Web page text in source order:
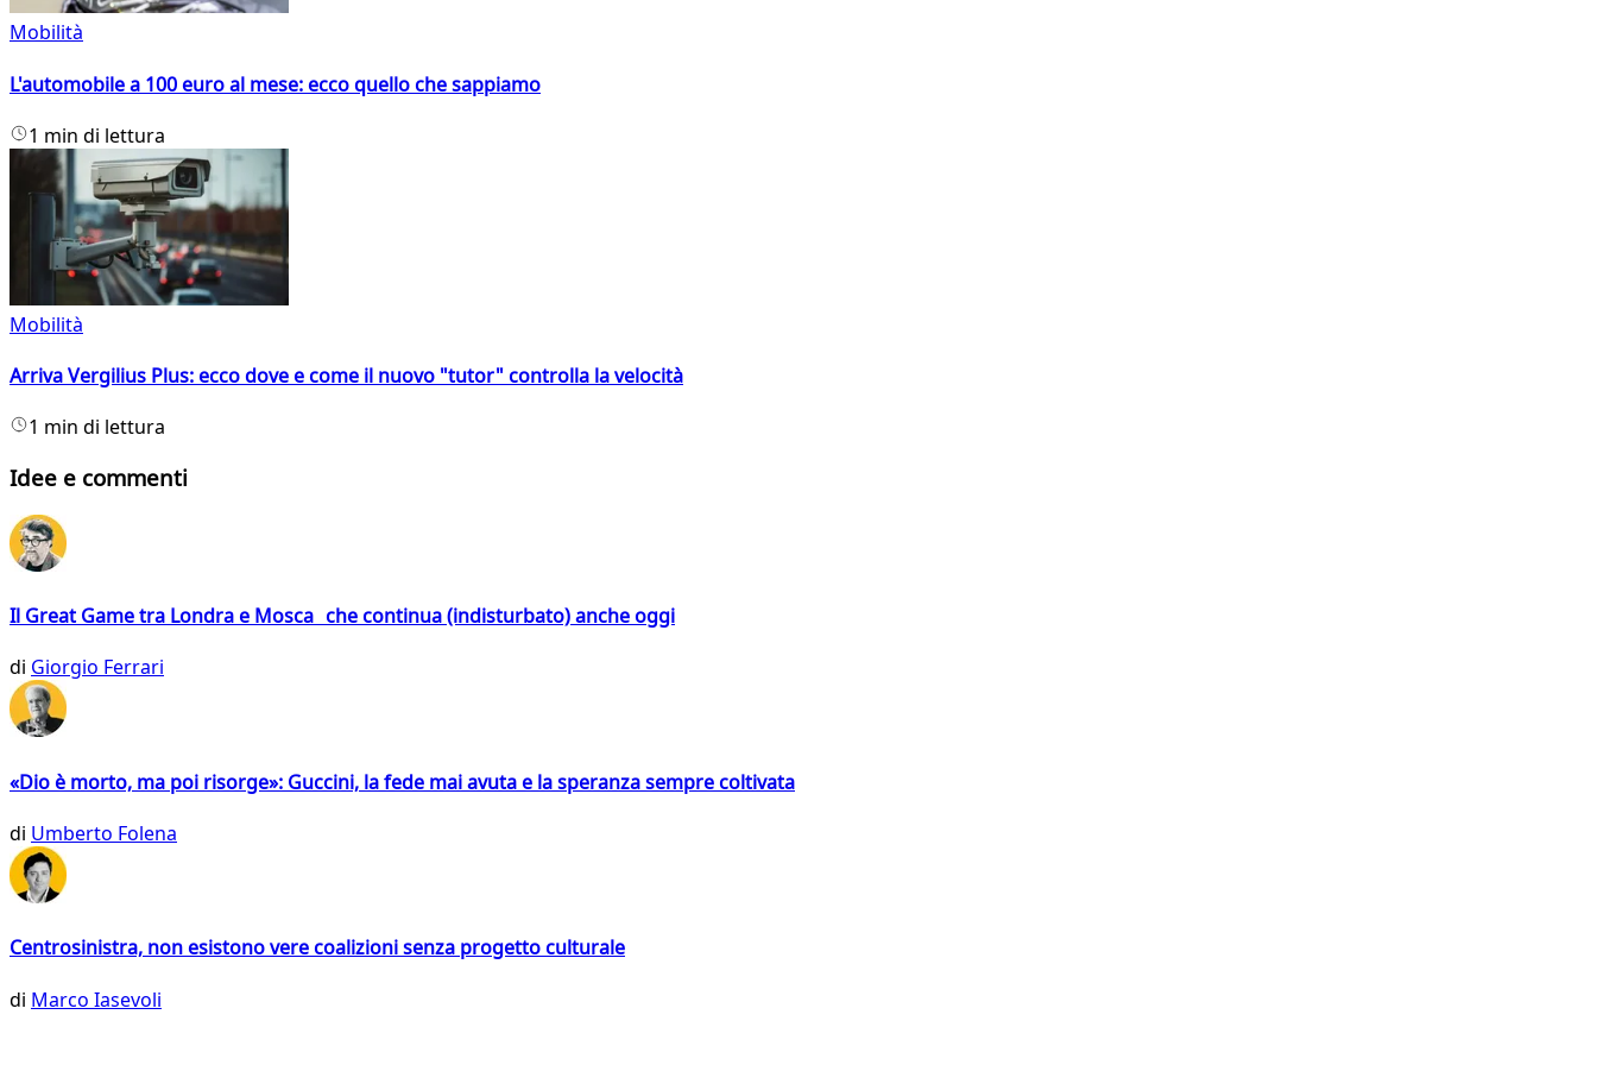
Mobilità
L'automobile a 100 euro al mese: ecco quello che sappiamo
1 min di lettura
Mobilità
Arriva Vergilius Plus: ecco dove e come il nuovo "tutor" controlla la velocità
1 min di lettura
Idee e commenti
Il Great Game tra Londra e Mosca che continua (indisturbato) anche oggi
di Giorgio Ferrari
«Dio è morto, ma poi risorge»: Guccini, la fede mai avuta e la speranza sempre coltivata
di Umberto Folena
Centrosinistra, non esistono vere coalizioni senza progetto culturale
di Marco Iasevoli